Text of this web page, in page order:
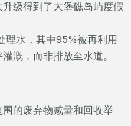
级得到了大堡礁岛屿度假
理水，其中95%被再利用
溉，而非排放至水道。
的废弃物减量和回收举